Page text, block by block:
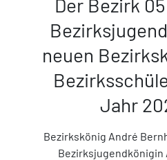
neuen
Jahr
Bezirkskönig André
Bezirksjugendkönigin